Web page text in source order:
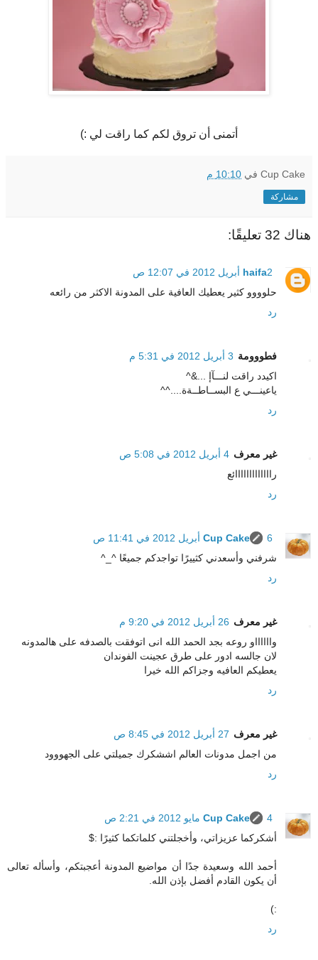
أتمنى أن تروق لكم كما راقت لي :)
Cup Cake في 10:10 م
مشاركة
هناك 32 تعليقًا:
haifa2 أبريل 2012 في 12:07 ص
حلوووو كثير يعطيك العافية على المدونة الاكثر من رائعه
رد
فطووومة 3 أبريل 2012 في 5:31 م
اكيدد راقت لنـــآإ ...&^
ياعينـــي ع البســاطــةة....^^
رد
غير معرف 4 أبريل 2012 في 5:08 ص
رااااااااااااائع
رد
Cup Cake
6 أبريل 2012 في 11:41 ص
شرفني وأسعدني كثييرًا تواجدكم جميعًا ^_^
رد
غير معرف 26 أبريل 2012 في 9:20 م
وااااااو روعه بجد الحمد الله انى اتوفقت بالصدفه على هالمدونه
لان جالسه ادور على طرق عجينت الفوندان
يعطيكم العافيه وجزاكم الله خيرا
رد
غير معرف 27 أبريل 2012 في 8:45 ص
من اجمل مدونات العالم اششكرك جميلتي على الجهووود
رد
Cup Cake
4 مايو 2012 في 2:21 ص
أشكركما عزيزاتي، وأخجلتني كلماتكما كثيرًا :$
أحمد الله وسعيدة جدًا أن مواضيع المدونة أعجبتكم، وأسأله تعالى
أن يكون القادم أفضل بإذن الله.
:)
رد